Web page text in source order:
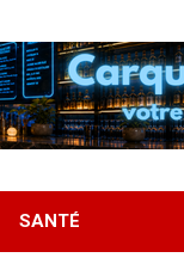
SANTÉ